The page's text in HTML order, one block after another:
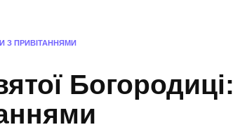
З ПРИВІТАННЯМИ
Богородиці: